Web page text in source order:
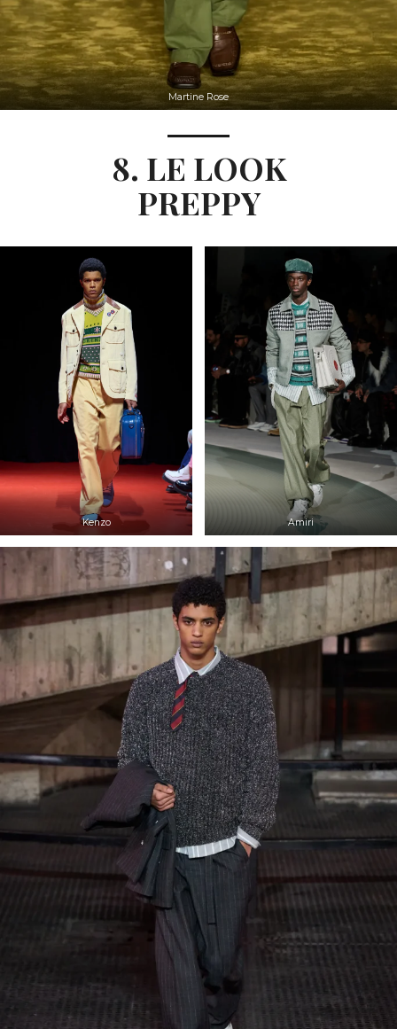
Martine Rose
8. LE LOOK
PREPPY
Kenzo Amiri